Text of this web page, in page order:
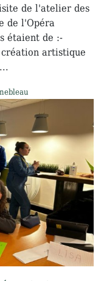
de l'atelier des
de l'Opéra
étaient de :-
artistique